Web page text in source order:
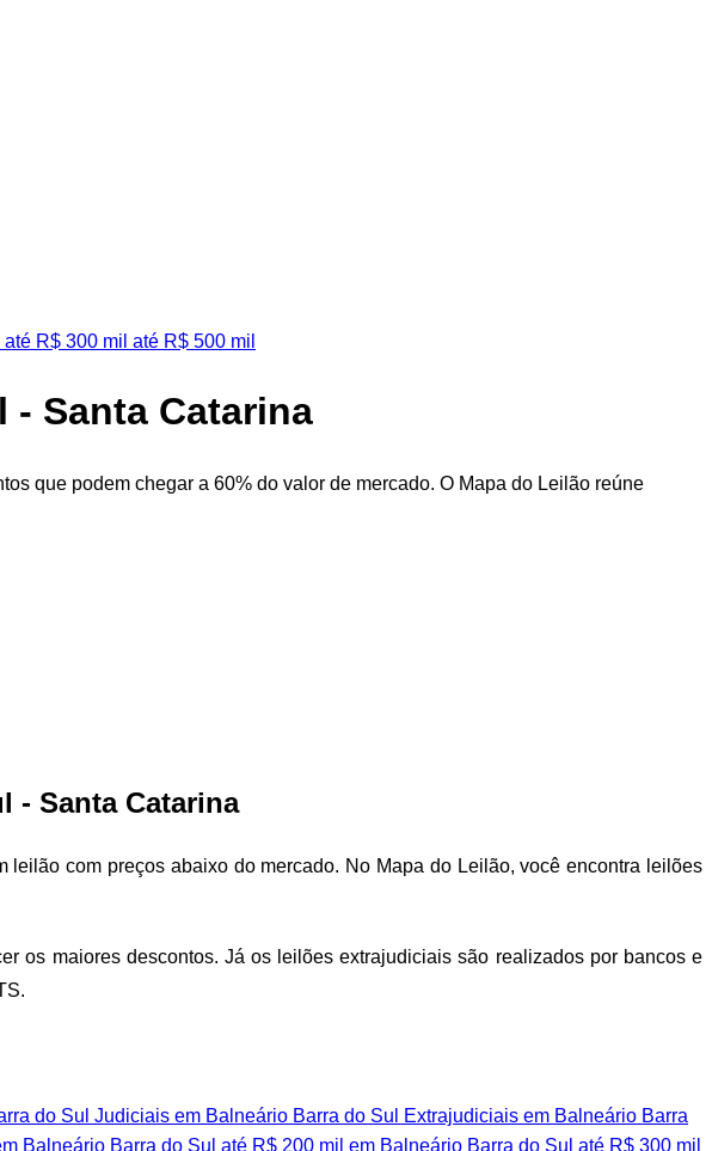
até R$ 300 mil até R$ 500 mil
- Santa Catarina
que podem chegar a 60% do valor de mercado. O Mapa do Leilão reúne
- Santa Catarina
com preços abaixo do mercado. No Mapa do Leilão, você encontra leilões
os maiores descontos. Já os leilões extrajudiciais são realizados por bancos e
do Sul Judiciais em Balneário Barra do Sul
Extrajudiciais em Balneário Barra
Balneário Barra do Sul até R$ 200 mil em Balneário Barra do Sul até R$ 300 mil